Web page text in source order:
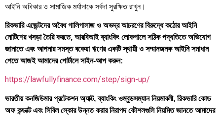
আইনি অধিকার ও সামাজিক মর্যাদাকে সর্বদা সুরক্ষিত রাখুন।
রিকভারি এজেন্টদের অবৈধ গালিগালাজ ও অভদ্র আচরণের বিরুদ্ধে কঠোর আইনি
নোটিশের খসড়া তৈরি করতে, আরবিআই ব্যাংকিং লোকপালে সঠিক পদ্ধতিতে অভিযোগ
জানাতে এবং আপনার সমস্ত বকেয়া ঋণের একটি স্থায়ী ও সম্মানজনক আইনি সমাধান
পেতে আজই আমাদের পোর্টালে সাইন-আপ করুন:
https://lawfullyfinance.com/step/sign-up/
ভারতীয় কনজিউমার প্রটেকশন অ্যাক্ট, ব্যাংকিং ওম্বুডসম্যান নিয়মাবলী, রিকভারি কোড
অফ কন্ডাক্ট এবং সিবিল স্কোর উন্নত করার নিরাপদ কৌশলগুলি নিয়মিত জানতে আমাদের